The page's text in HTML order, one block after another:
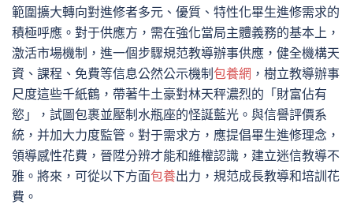
範圍擴大轉向對進修者多元、優質、特性化畢生進修需求的
積極呼應。對于供應方，需在強化當局主體義務的基本上，
激活市場機制，進一個步驟規范教導辦事供應，健全機構天
資、課程、免費等信息公然公示機制 包養網 ，樹立教導辦事
尺度這些千紙鶴，帶著牛土豪對林天秤濃烈的「財富佔有
慾」，試圖包裹並壓制水瓶座的怪誕藍光。與信譽評價系
統，并加大力度監管。對于需求方，應提倡畢生進修理念，
領導感性花費，晉陞分辨才能和維權認識，建立迷信教導不
雅。將來，可從以下方面包養出力，規范成長教導和培訓花
費。